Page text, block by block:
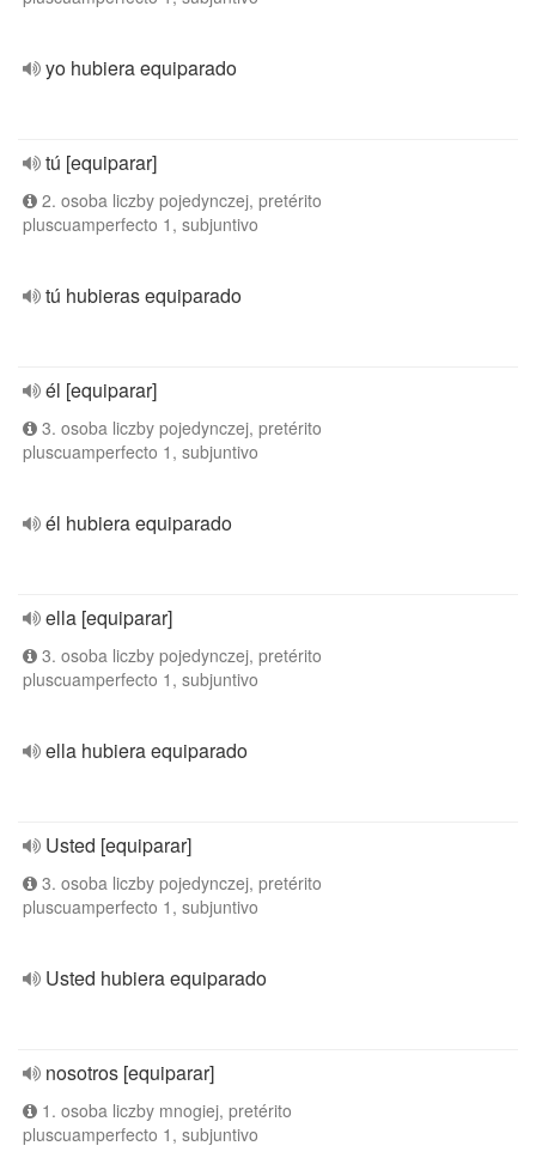
yo hubiera equiparado
tú [equiparar]
2. osoba liczby pojedynczej, pretérito
pluscuamperfecto 1, subjuntivo
tú hubieras equiparado
él [equiparar]
3. osoba liczby pojedynczej, pretérito
pluscuamperfecto 1, subjuntivo
él hubiera equiparado
ella [equiparar]
3. osoba liczby pojedynczej, pretérito
pluscuamperfecto 1, subjuntivo
ella hubiera equiparado
Usted [equiparar]
3. osoba liczby pojedynczej, pretérito
pluscuamperfecto 1, subjuntivo
Usted hubiera equiparado
nosotros [equiparar]
1. osoba liczby mnogiej, pretérito
pluscuamperfecto 1, subjuntivo